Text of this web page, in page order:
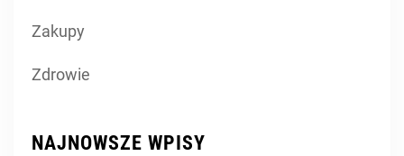
Zakupy
Zdrowie
NAJNOWSZE WPISY